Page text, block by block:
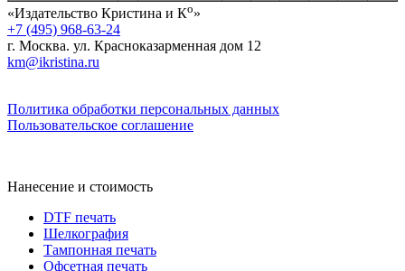
«Издательство Кристина и Ко»
+7 (495) 968-63-24
г. Москва. ул. Красноказарменная дом 12
km@ikristina.ru
Политика обработки персональных данных
Пользовательское соглашение
Нанесение и стоимость
DTF печать
Шелкография
Тампонная печать
Офсетная печать